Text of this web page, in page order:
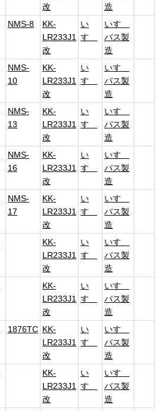
改
造
NMS-8
KK-
LR233J1
改
い
すゞ
いすゞ
バス製
造
NMS-
10
KK-
LR233J1
改
い
すゞ
いすゞ
バス製
造
NMS-
13
KK-
LR233J1
改
い
すゞ
いすゞ
バス製
造
NMS-
16
KK-
LR233J1
改
い
すゞ
いすゞ
バス製
造
NMS-
17
KK-
LR233J1
改
い
すゞ
いすゞ
バス製
造
KK-
LR233J1
改
い
すゞ
いすゞ
バス製
造
KK-
LR233J1
改
い
すゞ
いすゞ
バス製
造
1876TC KK-
LR233J1
改
い
すゞ
いすゞ
バス製
造
KK-
LR233J1
改
い
すゞ
いすゞ
バス製
造